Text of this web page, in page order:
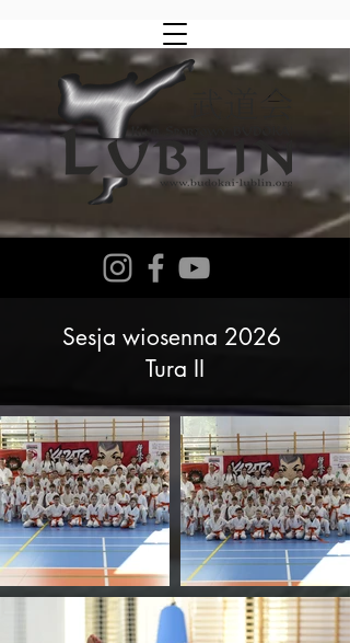
Sesja wiosenna 2026
Tura II